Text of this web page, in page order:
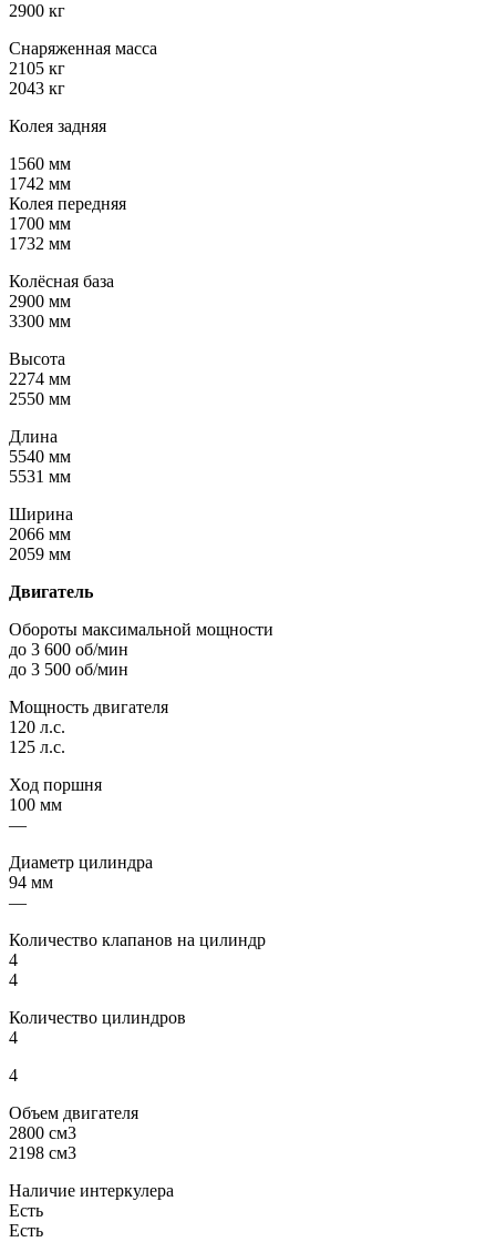
2900 кг
Снаряженная масса
2105 кг
2043 кг
Колея задняя
1560 мм
1742 мм
Колея передняя
1700 мм
1732 мм
Колёсная база
2900 мм
3300 мм
Высота
2274 мм
2550 мм
Длина
5540 мм
5531 мм
Ширина
2066 мм
2059 мм
Двигатель
Обороты максимальной мощности
до 3 600 об/мин
до 3 500 об/мин
Мощность двигателя
120 л.с.
125 л.с.
Ход поршня
100 мм
—
Диаметр цилиндра
94 мм
—
Количество клапанов на цилиндр
4
4
Количество цилиндров
4
4
Объем двигателя
2800 см3
2198 см3
Наличие интеркулера
Есть
Есть